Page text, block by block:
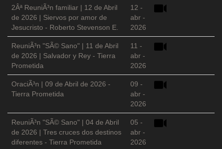
2Âª ReuniÃ³n familiar | 12 de Abril
de 2026 | Siervos por amor de
Jesucristo - Roberto Stevenson E.
12 -
abr -
2026
ReuniÃ³n "SÃ© Sano" | 11 de Abril
de 2026 | Salvador y Rey - Tierra
Prometida
11 -
abr -
2026
OraciÃ³n | 09 de Abril de 2026 -
Tierra Prometida
09 -
abr -
2026
ReuniÃ³n "SÃ© Sano" | 04 de Abril
de 2026 | Tres cruces dos destinos
diferentes - Tierra Prometida
05 -
abr -
2026